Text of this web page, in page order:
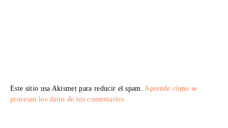
Este sitio usa Akismet para reducir el spam. Aprende cómo se
procesan los datos de tus comentarios.